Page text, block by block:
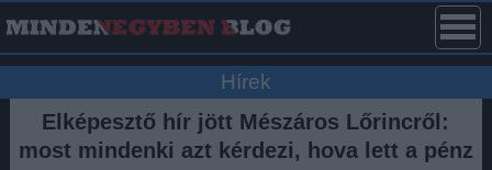
Hírek
Elképesztő hír jött Mészáros Lőrincről:
most mindenki azt kérdezi, hova lett a pénz